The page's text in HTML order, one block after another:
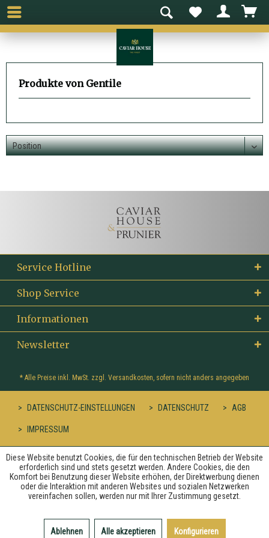
Produkte von Gentile
Service Hotline
Shop Service
Informationen
Newsletter
* Alle Preise inkl. MwSt. zzgl. Versandkosten, sofern nicht anders angegeben
DATENSCHUTZ-EINSTELLUNGEN DATENSCHUTZ AGB
IMPRESSUM
Diese Website benutzt Cookies, die für den technischen Betrieb der Website
erforderlich sind und stets gesetzt werden. Andere Cookies, die den
Komfort bei Benutzung dieser Website erhöhen, der Direktwerbung dienen
oder die Interaktion mit anderen Websites und sozialen Netzwerken
vereinfachen sollen, werden nur mit Ihrer Zustimmung gesetzt.
Ablehnen Alle akzeptieren Konfigurieren